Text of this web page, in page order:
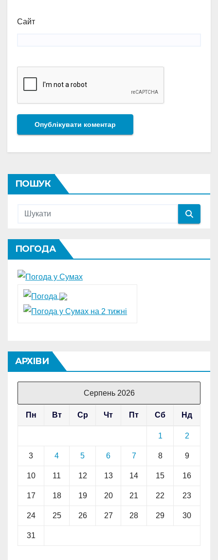
Сайт
ПОШУК
ПОГОДА
АРХІВИ
Серпень 2026
Пн Вт Ср Чт Пт Сб Нд
1 2
3 4 5 6 7 8 9
10 11 12 13 14 15 16
17 18 19 20 21 22 23
24 25 26 27 28 29 30
31